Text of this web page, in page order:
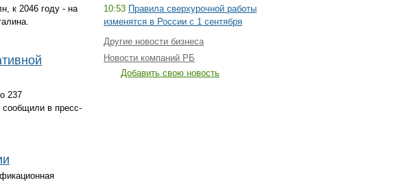
к 2046 году - на
237
сообщили в пресс-
10:53 Правила сверхурочной работы
изменятся в России с 1 сентября
Другие новости бизнеса
Новости компаний РБ
Добавить свою новость